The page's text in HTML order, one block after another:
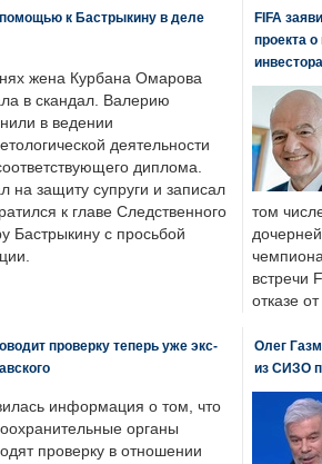
к Бастрыкину в деле
жена Курбана Омарова
в скандал. Валерию
в ведении
деятельности
диплома.
на защиту супруги и записал
к главе Следственного
Бастрыкину с просьбой
FIFA
проекта
том
встречи
отказе
проверку теперь уже экс-
информация о том, что
органы
проверку в отношении
Олег
из СИЗО